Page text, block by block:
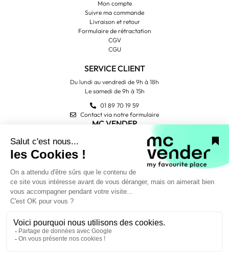
Mon compte
Suivre ma commande
Livraison et retour
Formulaire de rétractation
CGV
CGU
SERVICE CLIENT
Du lundi au vendredi de 9h à 18h
Le samedi de 9h à 15h
01 89 70 19 59
Contact via notre formulaire
MC VENDER
PAIEMENT SÉCURISÉ
NOUS SUIVRE